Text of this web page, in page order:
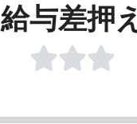
給与差押え